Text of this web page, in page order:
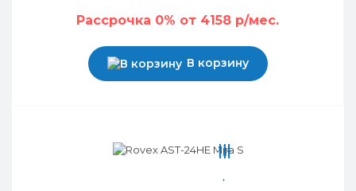
Рассрочка 0% от 4158 р/мес.
В корзину